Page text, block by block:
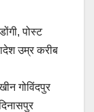
पोस्ट
उम्र करीब
गोविंदपुर